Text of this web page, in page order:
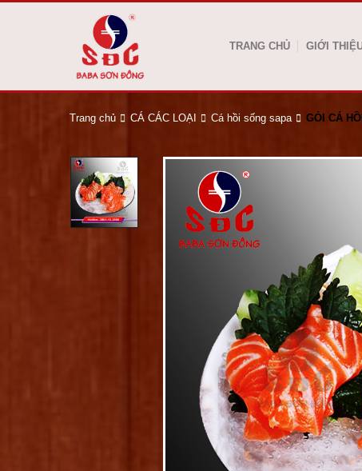
TRANG CHỦ GIỚI
Trang chủ CÁ CÁC LOẠI Cá hồi sống sapa GỎI CÁ